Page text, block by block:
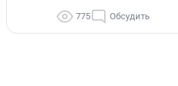
775 Обсудить